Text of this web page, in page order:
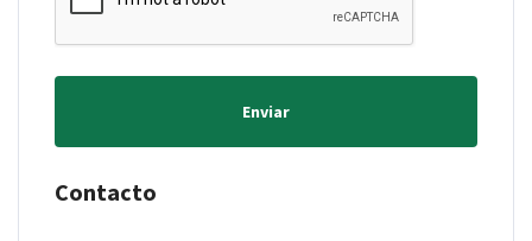
Enviar
Contacto